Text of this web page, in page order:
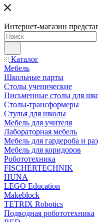
Интернет-магазин
Каталог
Мебель
Школьные парты
Столы ученические
Письменные столы для
Столы-трансформеры
Стулья для школы
Мебель для учителя
Лабораторная мебель
Мебель для гардероба и
Мебель для коридоров
Робототехника
FISCHERTECHNIK
HUNA
LEGO Education
Makeblock
TETRIX Robotics
Подводная робототехника